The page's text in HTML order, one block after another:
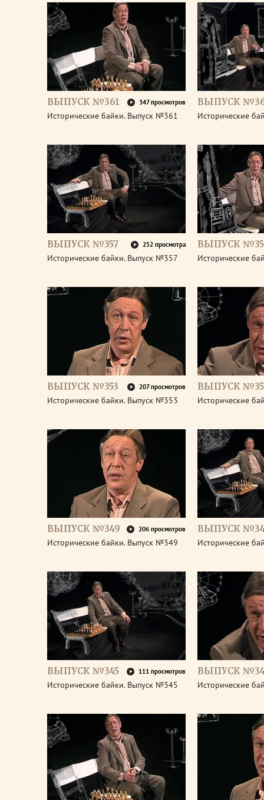
ВЫПУСК №361 347 просмотров
Исторические байки. Выпуск №361
ВЫПУСК
Исторические
ВЫПУСК №357 252 просмотра
Исторические байки. Выпуск №357
ВЫПУСК
Исторические
ВЫПУСК №353 207 просмотров
Исторические байки. Выпуск №353
ВЫПУСК
Исторические
ВЫПУСК №349 206 просмотров
Исторические байки. Выпуск №349
ВЫПУСК
Исторические
ВЫПУСК №345 111 просмотров
Исторические байки. Выпуск №345
ВЫПУСК
Исторические